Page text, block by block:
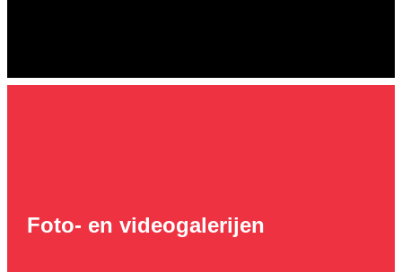
Foto- en videogalerijen